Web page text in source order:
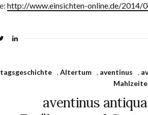
http://www.einsichten-online.de/2014/
, Altertum , aventinus ,
aventinus antiqua